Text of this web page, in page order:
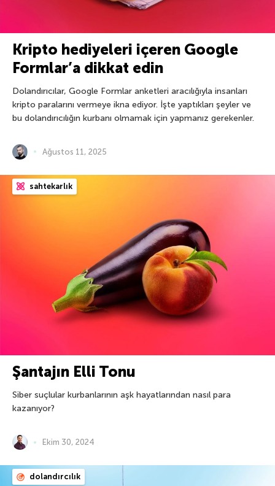
Kripto hediyeleri içeren Google
Formlar’a dikkat edin
Dolandırıcılar, Google Formlar anketleri aracılığıyla insanları
kripto paralarını vermeye ikna ediyor. İşte yaptıkları şeyler ve
bu dolandırıcılığın kurbanı olmamak için yapmanız gerekenler.
Ağustos 11, 2025
sahtekarlık
Şantajın Elli Tonu
Siber suçlular kurbanlarının aşk hayatlarından nasıl para
kazanıyor?
Ekim 30, 2024
dolandırcılık